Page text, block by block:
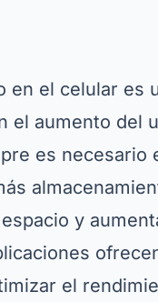
en el celular es
el aumento del
es
y
el